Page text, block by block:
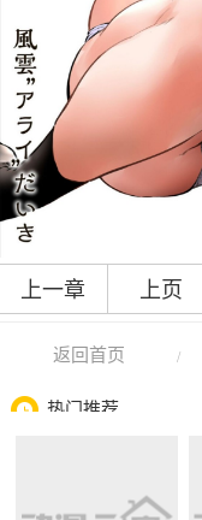
上一章 上页
返回首页 /
热门推荐